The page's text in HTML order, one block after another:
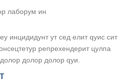
лаборум ин
инцидидунт ут сед елит qуис сит
репрехендерит цулпа
долор долор qуи.